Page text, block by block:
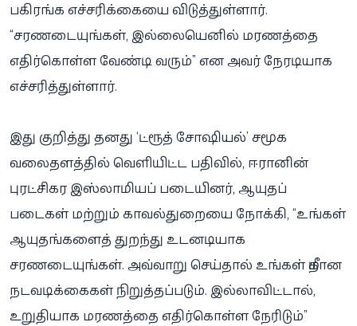
பகிரங்க எச்சரிக்கையை விடுத்துள்ளார்.
“சரணடையுங்கள், இல்லையெனில் மரணத்தை
எதிர்கொள்ள வேண்டி வரும்” என அவர் நேரடியாக
எச்சரித்துள்ளார்.
இது குறித்து தனது ‘ட்ரூத் சோஷியல்’ சமூக
வலைதளத்தில் வெளியிட்ட பதிவில், ஈரானின்
புரட்சிகர இஸ்லாமியப் படையினர், ஆயுதப்
படைகள் மற்றும் காவல்துறையை நோக்கி, “உங்கள்
ஆயுதங்களைத் துறந்து உடனடியாக
சரணடையுங்கள். அவ்வாறு செய்தால் உங்கள் மீதான
நடவடிக்கைகள் நிறுத்தப்படும். இல்லாவிட்டால்,
உறுதியாக மரணத்தை எதிர்கொள்ள நேரிடும்”